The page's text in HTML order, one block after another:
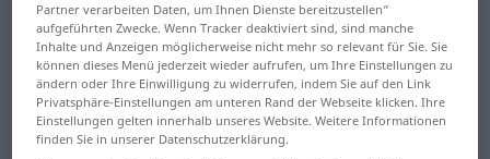
Übersicht aller Übersetzungen
(Für mehr Details die Übersetzung anklicken/antippen)
ZimmerDecke, Plafond
Partner verarbeiten Daten, um Ihnen Dienste bereitzustellen“
aufgeführten Zwecke. Wenn Tracker deaktiviert sind, sind manche
Inhalte und Anzeigen möglicherweise nicht mehr so relevant für Sie. Sie
können dieses Menü jederzeit wieder aufrufen, um Ihre Einstellungen zu
ändern oder Ihre Einwilligung zu widerrufen, indem Sie auf den Link
Privatsphäre-Einstellungen am unteren Rand der Webseite klicken. Ihre
Einstellungen gelten innerhalb unseres Website. Weitere Informationen
finden Sie in unserer Datenschutzerklärung.